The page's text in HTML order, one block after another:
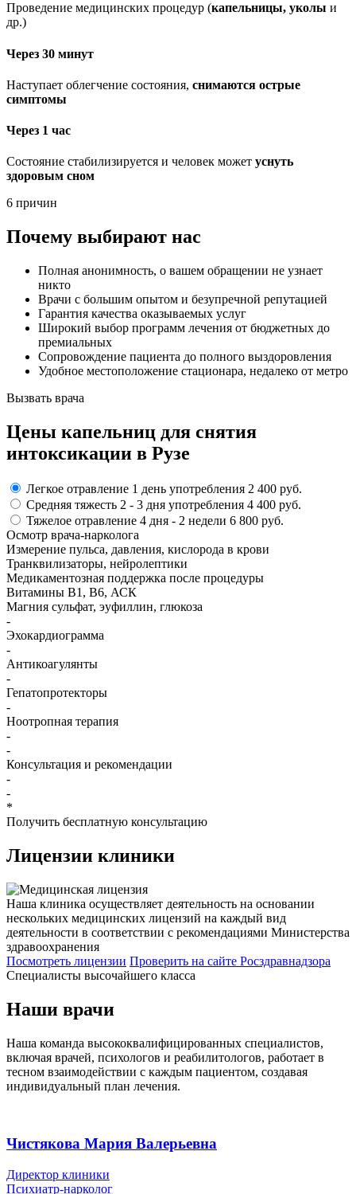
Проведение медицинских процедур (капельницы, уколы и
др.)
Через 30 минут
Наступает облегчение состояния, снимаются острые
симптомы
Через 1 час
Состояние стабилизируется и человек может уснуть
здоровым сном
6 причин
Почему выбирают нас
Полная анонимность, о вашем обращении не узнает
никто
Врачи с большим опытом и безупречной репутацией
Гарантия качества оказываемых услуг
Широкий выбор программ лечения от бюджетных до
премиальных
Сопровождение пациента до полного выздоровления
Удобное местоположение стационара, недалеко от метро
Вызвать врача
Цены капельниц для снятия
интоксикации в Рузе
Легкое отравление 1 день употребления 2 400 руб.
Средняя тяжесть 2 - 3 дня употребления 4 400 руб.
Тяжелое отравление 4 дня - 2 недели 6 800 руб.
Осмотр врача-нарколога
Измерение пульса, давления, кислорода в крови
Транквилизаторы, нейролептики
Медикаментозная поддержка после процедуры
Витамины B1, B6, АСК
Магния сульфат, эуфиллин, глюкоза
-
Эхокардиограмма
-
Антикоагулянты
-
Гепатопротекторы
-
Ноотропная терапия
-
-
Консультация и рекомендации
-
-
*
Получить бесплатную консультацию
Лицензии клиники
Наша клиника осуществляет деятельность на основании
нескольких медицинских лицензий на каждый вид
деятельности в соответствии с рекомендациями Министерства
здравоохранения
Посмотреть лицензии Проверить на сайте Росздравнадзора
Специалисты высочайшего класса
Наши врачи
Наша команда высококвалифицированных специалистов,
включая врачей, психологов и реабилитологов, работает в
тесном взаимодействии с каждым пациентом, создавая
индивидуальный план лечения.
Чистякова Мария Валерьевна
Директор клиники
Психиатр-нарколог